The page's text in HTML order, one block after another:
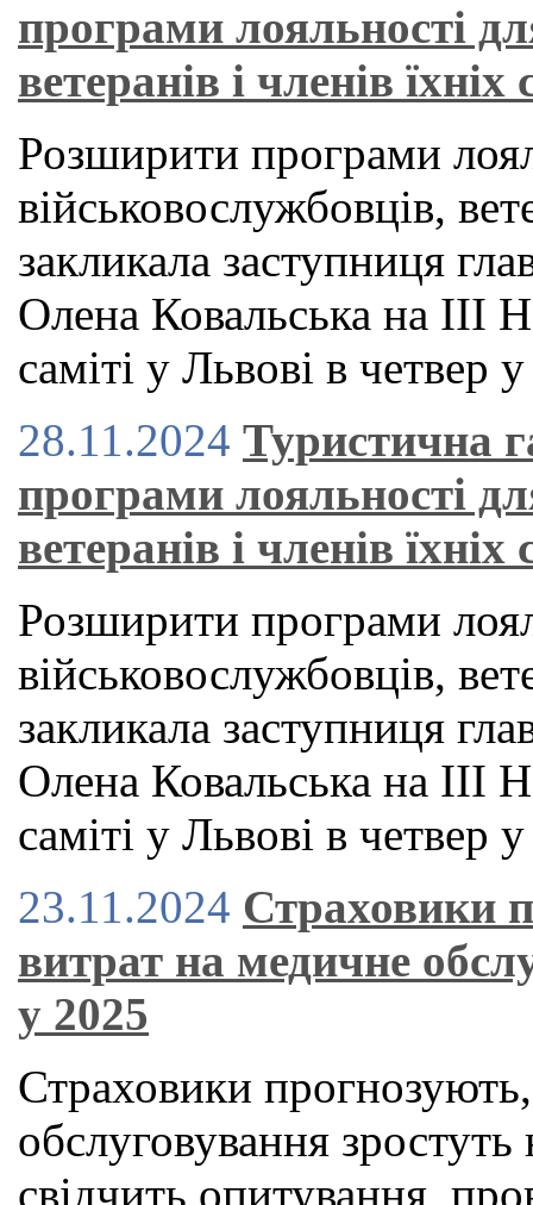
програми лояльності
ветеранів і членів
Розширити програми
військовослужбовців,
закликала заступниця
Олена Ковальська на ІІІ
саміті у Львові в четвер
28.11.2024 Туристична
програми лояльності
ветеранів і членів
Розширити програми
військовослужбовців,
закликала заступниця
Олена Ковальська на ІІІ
саміті у Львові в четвер
23.11.2024 Страховики
витрат на медичне
у 2025
Страховики
обслуговування
свідчить опитування,